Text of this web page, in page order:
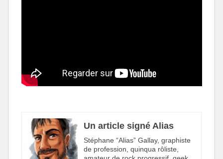
Un article signé Alias
Stéphane “Alias” Gallay, graphiste
de profession, quinqua rôliste,